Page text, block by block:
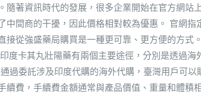
著資訊時代的發展，很多企業開始在官方網站
間商的干擾，因此價格相對較為優惠。 官網指
從強盛藥局購買是一種更可靠、更方便的方式
度卡其丸壯陽藥有兩個主要途徑，分別是透過海
過委託涉及印度代購的海外代購，臺灣用戶可
費，手續費金額通常與產品價值、重量和體積